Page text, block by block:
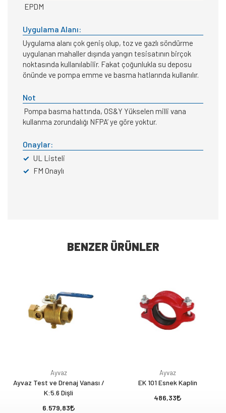
EPDM
Uygulama Alanı:
Uygulama alanı çok geniş olup, toz ve gazlı söndürme
uygulanan mahaller dışında yangın tesisatının birçok
noktasında kullanılabilir. Fakat çoğunlukla su deposu
önünde ve pompa emme ve basma hatlarında kullanılır.
Not
Pompa basma hattında, OS&Y Yükselen milli vana
kullanma zorundalığı NFPA’ ye göre yoktur.
Onaylar:
✓ UL Listeli
✓ FM Onaylı
BENZER ÜRÜNLER
Ayvaz
Ayvaz Test ve Drenaj Vanası /
K:5.6 Dişli
6.579,83
Ayvaz
EK 101 Esnek Kaplin
486,33